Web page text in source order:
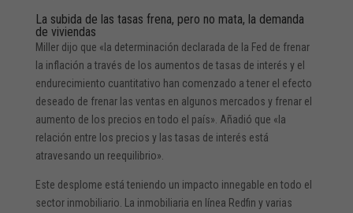
La subida de las tasas frena, pero no mata, la demanda
de viviendas
Miller dijo que «la determinación declarada de la Fed de frenar
la inflación a través de los aumentos de tasas de interés y el
endurecimiento cuantitativo han comenzado a tener el efecto
deseado de frenar las ventas en algunos mercados y frenar el
aumento de los precios en todo el país». Añadió que «la
relación entre los precios y las tasas de interés está
atravesando un reequilibrio».
Este desplome está teniendo un impacto innegable en todo el
sector inmobiliario. La inmobiliaria en línea Redfin y varias